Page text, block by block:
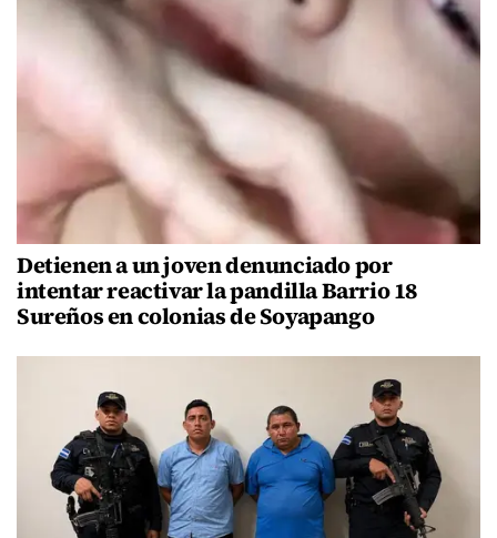
Detienen a un joven denunciado por
intentar reactivar la pandilla Barrio 18
Sureños en colonias de Soyapango